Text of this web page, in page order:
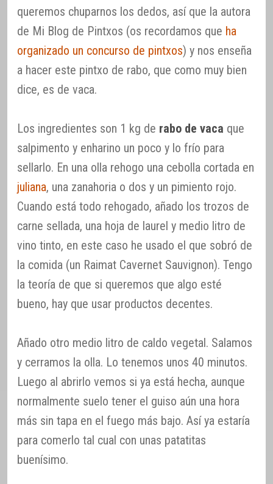
queremos chuparnos los dedos, así que la autora
de Mi Blog de Pintxos (os recordamos que ha
organizado un concurso de pintxos) y nos enseña
a hacer este pintxo de rabo, que como muy bien
dice, es de vaca.
Los ingredientes son 1 kg de rabo de vaca que
salpimento y enharino un poco y lo frío para
sellarlo. En una olla rehogo una cebolla cortada en
juliana, una zanahoria o dos y un pimiento rojo.
Cuando está todo rehogado, añado los trozos de
carne sellada, una hoja de laurel y medio litro de
vino tinto, en este caso he usado el que sobró de
la comida (un Raimat Cavernet Sauvignon). Tengo
la teoría de que si queremos que algo esté
bueno, hay que usar productos decentes.
Añado otro medio litro de caldo vegetal. Salamos
y cerramos la olla. Lo tenemos unos 40 minutos.
Luego al abrirlo vemos si ya está hecha, aunque
normalmente suelo tener el guiso aún una hora
más sin tapa en el fuego más bajo. Así ya estaría
para comerlo tal cual con unas patatitas
buenísimo.